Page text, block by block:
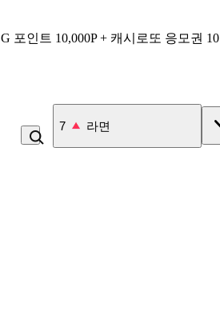
G 포인트 10,000P + 캐시로또 응모권
7 라면